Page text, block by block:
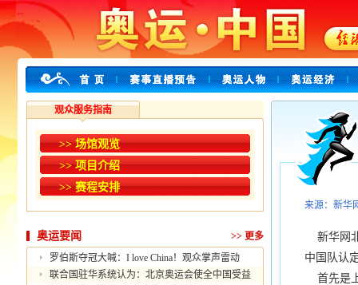
观众服务指南
>> 场馆观览
>> 项目介绍
>> 赛程安排
奥运要闻 >> 更多
罗伯斯夺冠大喊：I love China！观众掌声雷动
联合国驻华系统认为：北京奥运会使全中国受益
来源：新华
新华网
中国队认
首先是